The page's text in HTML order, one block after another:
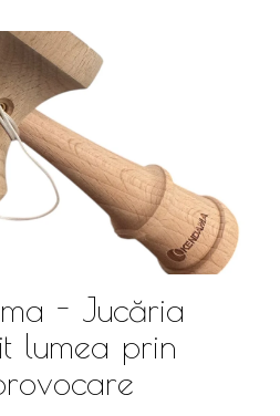
- Jucăria
lumea prin